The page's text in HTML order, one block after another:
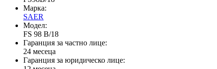
Марка:
SAER
Модел:
FS 98 B/18
Гаранция за частно лице:
24 месеца
Гаранция за юридическо лице: